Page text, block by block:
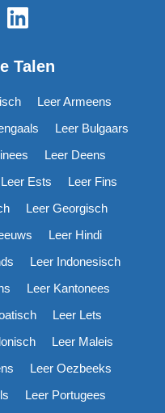
Talen
Leer Armeens
Leer Bulgaars
Leer Deens
Leer Ests
Leer Fins
Leer Georgisch
Leer Hindi
Leer Indonesisch
Leer Kantonees
Leer Lets
Leer Maleis
Leer Oezbeeks
Leer Portugees